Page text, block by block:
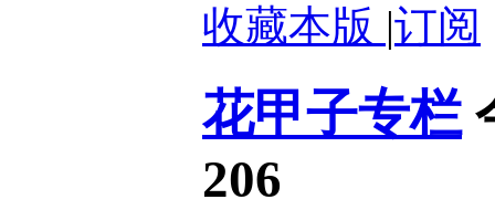
收藏本版 |订阅
花甲子专栏
206